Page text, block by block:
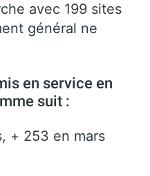
avec 199 sites
général ne
en service en
suit :
+ 253 en mars